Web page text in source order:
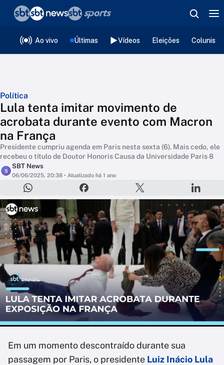
Ao vivo Últimas Vídeos Eleições
Política
Lula tenta imitar movimento de
acrobata durante evento com Macron
na França
Presidente cumpriu agenda em Paris nesta sexta (6). Mais cedo, ele
recebeu o título de Doutor Honoris Causa da Universidade Paris 8
S
SBT News
06/06/2025, 20:38 • Atualizado há 1 ano
Em um momento descontraído durante sua
passagem por Paris, o presidente Luiz Inácio Lula
❮voltar
Editorias